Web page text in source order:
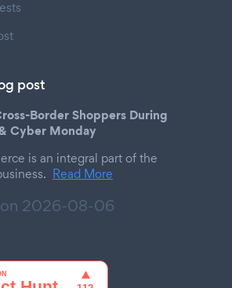
post
Border Shoppers During
Cyber Monday
is an integral part of the
Read More
2026-08-06